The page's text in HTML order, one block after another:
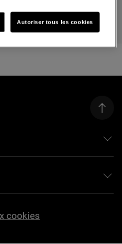
cookies
Autoriser tous les cookies